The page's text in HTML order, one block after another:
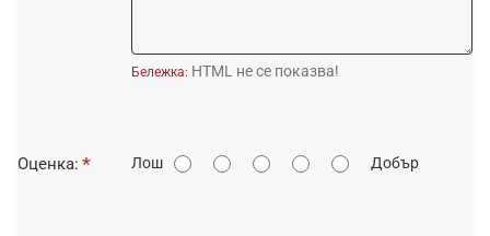
Бележка: HTML не се показва!
О
Оценка: Лош Добър